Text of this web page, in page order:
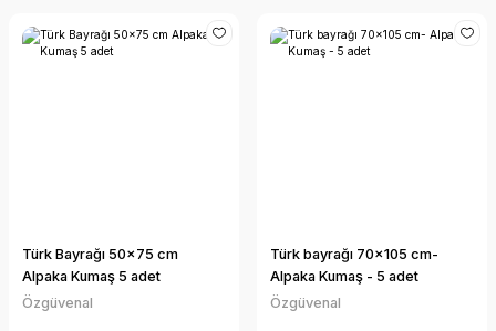
Türk Bayrağı 50x75 cm
Alpaka Kumaş 5 adet
Özgüvenal
Türk bayrağı 70x105 cm-
Alpaka Kumaş - 5 adet
Özgüvenal